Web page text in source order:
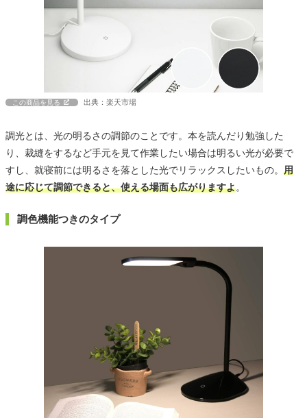
この商品を見る 出典：楽天市場
調光とは、光の明るさの調節のことです。本を読んだり勉強した
り、裁縫をするなど手元を見て作業したい場合は明るい光が必要で
すし、就寝前には明るさを落とした光でリラックスしたいもの。 用
途に応じて調節できると、使える場面も広がりますよ。
調色機能つきのタイプ